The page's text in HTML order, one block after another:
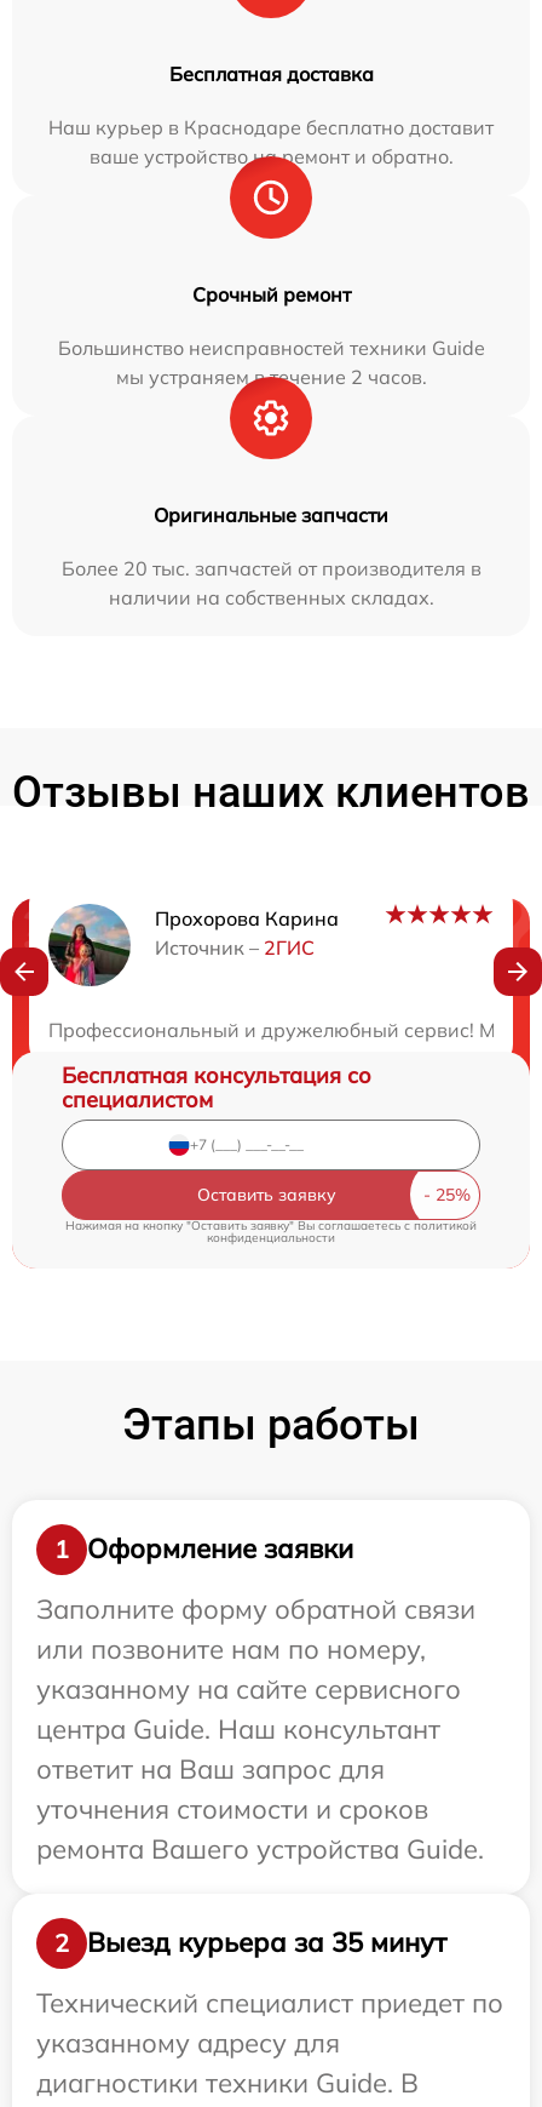
Бесплатная доставка
Наш курьер в Краснодаре бесплатно доставит
ваше устройство на ремонт и обратно.
Срочный ремонт
Большинство неисправностей техники Guide
мы устраняем в течение 2 часов.
Оригинальные запчасти
Более 20 тыс. запчастей от производителя в
наличии на собственных складах.
Отзывы наших клиентов
Прохорова Карина
Источник – 2ГИС
Профессиональный и дружелюбный сервис!
Нужна консультация?
Бесплатная консультация со
специалистом
Оставить заявку
Нажимая на кнопку "Оставить заявку" Вы соглашаетесь cполитикой
конфиденциальности
Этапы работы
1
Оформление заявки
Заполните форму обратной связи
или позвоните нам по номеру,
указанному на сайте сервисного
центра Guide. Наш консультант
ответит на Ваш запрос для
уточнения стоимости и сроков
ремонта Вашего устройства Guide.
2
Выезд курьера за 35 минут
Технический специалист приедет по
указанному адресу для
диагностики техники Guide. В